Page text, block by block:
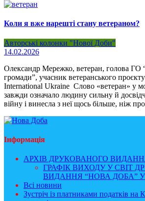
Коли я вже нарешті стану ветераном?
Авторські колонки "Нової Доби"
14.02.2026
Олександр Мережко, ветеран, голова ГО
громади”, учасник ветеранського
International Ukraine Слово «ветеран» у
завжди означало людину сильну й
війну і винесла з неї щось більше, ніж
Інформація
АРХІВ ДРУКОВАНОГО
ГРАФІК ВИХОДУ У СВІТ
ВИДАННЯ “НОВА ДОБА” У
Всі новини
Зустріч із платниками податків на